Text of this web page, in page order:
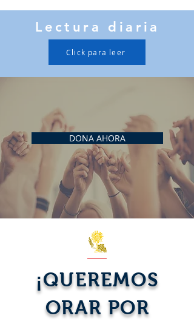
Lectura diaria
Click para leer
DONA AHORA
¡QUEREMOS
ORAR POR